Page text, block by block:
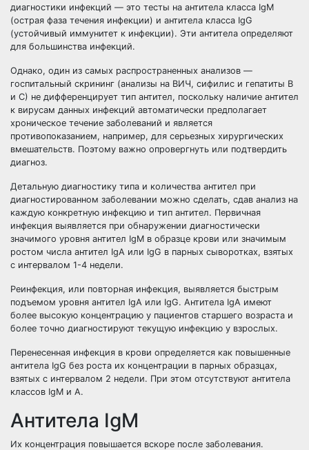
диагностики инфекций — это тесты на антитела класса IgM
(острая фаза течения инфекции) и антитела класса IgG
(устойчивый иммунитет к инфекции). Эти антитела определяют
для большинства инфекций.
Однако, один из самых распространенных анализов —
госпитальный скрининг (анализы на ВИЧ, сифилис и гепатиты B
и С) не дифференцирует тип антител, поскольку наличие антител
к вирусам данных инфекций автоматически предполагает
хроническое течение заболеваний и является
противопоказанием, например, для серьезных хирургических
вмешательств. Поэтому важно опровергнуть или подтвердить
диагноз.
Детальную диагностику типа и количества антител при
диагностированном заболевании можно сделать, сдав анализ на
каждую конкретную инфекцию и тип антител. Первичная
инфекция выявляется при обнаружении диагностически
значимого уровня антител IgM в образце крови или значимым
ростом числа антител IgA или IgG в парных сыворотках, взятых
с интервалом 1-4 недели.
Реинфекция, или повторная инфекция, выявляется быстрым
подъемом уровня антител IgA или IgG. Антитела IgA имеют
более высокую концентрацию у пациентов старшего возраста и
более точно диагностируют текущую инфекцию у взрослых.
Перенесенная инфекция в крови определяется как повышенные
антитела IgG без роста их концентрации в парных образцах,
взятых с интервалом 2 недели. При этом отсутствуют антитела
классов IgM и А.
Антитела IgM
Их концентрация повышается вскоре после заболевания.